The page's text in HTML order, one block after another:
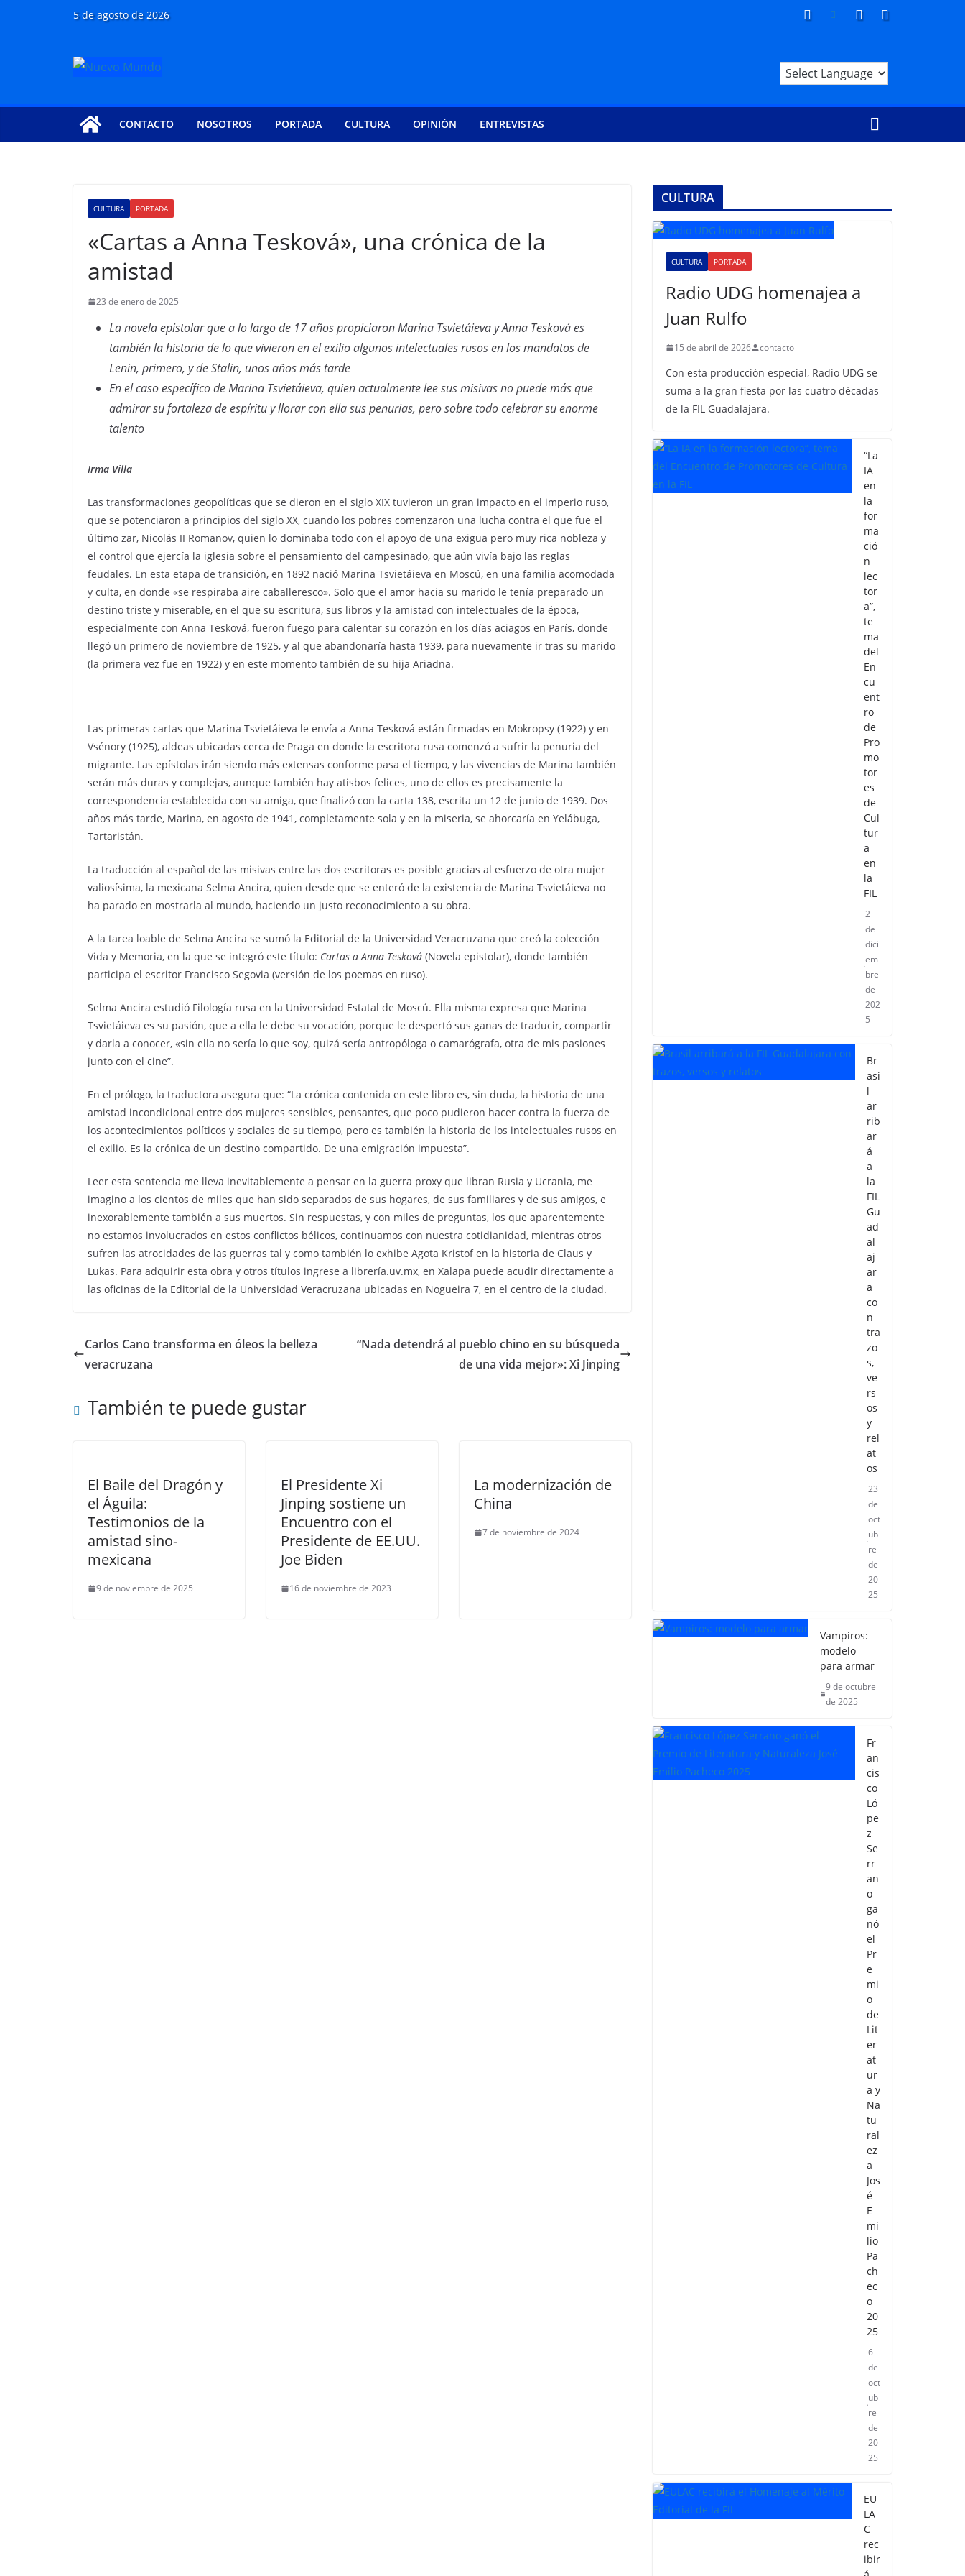
5 de agosto de 2026
CONTACTO NOSOTROS PORTADA CULTURA OPINIÓN ENTREVISTAS
CULTURA PORTADA
«Cartas a Anna Tesková», una crónica de la
amistad
23 de enero de 2025
La novela epistolar que a lo largo de 17 años propiciaron Marina Tsvietáieva y Anna Tesková es
también la historia de lo que vivieron en el exilio algunos intelectuales rusos en los mandatos de
Lenin, primero, y de Stalin, unos años más tarde
En el caso específico de Marina Tsvietáieva, quien actualmente lee sus misivas no puede más que
admirar su fortaleza de espíritu y llorar con ella sus penurias, pero sobre todo celebrar su enorme
talento
Irma Villa
Las transformaciones geopolíticas que se dieron en el siglo XIX tuvieron un gran impacto en el imperio ruso,
que se potenciaron a principios del siglo XX, cuando los pobres comenzaron una lucha contra el que fue el
último zar, Nicolás II Romanov, quien lo dominaba todo con el apoyo de una exigua pero muy rica nobleza y
el control que ejercía la iglesia sobre el pensamiento del campesinado, que aún vivía bajo las reglas
feudales. En esta etapa de transición, en 1892 nació Marina Tsvietáieva en Moscú, en una familia acomodada
y culta, en donde «se respiraba aire caballeresco». Solo que el amor hacia su marido le tenía preparado un
destino triste y miserable, en el que su escritura, sus libros y la amistad con intelectuales de la época,
especialmente con Anna Tesková, fueron fuego para calentar su corazón en los días aciagos en París, donde
llegó un primero de noviembre de 1925, y al que abandonaría hasta 1939, para nuevamente ir tras su marido
(la primera vez fue en 1922) y en este momento también de su hija Ariadna.
Las primeras cartas que Marina Tsvietáieva le envía a Anna Tesková están firmadas en Mokropsy (1922) y en
Vsénory (1925), aldeas ubicadas cerca de Praga en donde la escritora rusa comenzó a sufrir la penuria del
migrante. Las epístolas irán siendo más extensas conforme pasa el tiempo, y las vivencias de Marina también
serán más duras y complejas, aunque también hay atisbos felices, uno de ellos es precisamente la
correspondencia establecida con su amiga, que finalizó con la carta 138, escrita un 12 de junio de 1939. Dos
años más tarde, Marina, en agosto de 1941, completamente sola y en la miseria, se ahorcaría en Yelábuga,
Tartaristán.
La traducción al español de las misivas entre las dos escritoras es posible gracias al esfuerzo de otra mujer
valiosísima, la mexicana Selma Ancira, quien desde que se enteró de la existencia de Marina Tsvietáieva no
ha parado en mostrarla al mundo, haciendo un justo reconocimiento a su obra.
A la tarea loable de Selma Ancira se sumó la Editorial de la Universidad Veracruzana que creó la colección
Vida y Memoria, en la que se integró este título: Cartas a Anna Tesková (Novela epistolar), donde también
participa el escritor Francisco Segovia (versión de los poemas en ruso).
Selma Ancira estudió Filología rusa en la Universidad Estatal de Moscú. Ella misma expresa que Marina
Tsvietáieva es su pasión, que a ella le debe su vocación, porque le despertó sus ganas de traducir, compartir
y darla a conocer, «sin ella no sería lo que soy, quizá sería antropóloga o camarógrafa, otra de mis pasiones
junto con el cine”.
En el prólogo, la traductora asegura que: “La crónica contenida en este libro es, sin duda, la historia de una
amistad incondicional entre dos mujeres sensibles, pensantes, que poco pudieron hacer contra la fuerza de
los acontecimientos políticos y sociales de su tiempo, pero es también la historia de los intelectuales rusos en
el exilio. Es la crónica de un destino compartido. De una emigración impuesta”.
Leer esta sentencia me lleva inevitablemente a pensar en la guerra proxy que libran Rusia y Ucrania, me
imagino a los cientos de miles que han sido separados de sus hogares, de sus familiares y de sus amigos, e
inexorablemente también a sus muertos. Sin respuestas, y con miles de preguntas, los que aparentemente
no estamos involucrados en estos conflictos bélicos, continuamos con nuestra cotidianidad, mientras otros
sufren las atrocidades de las guerras tal y como también lo exhibe Agota Kristof en la historia de Claus y
Lukas. Para adquirir esta obra y otros títulos ingrese a librería.uv.mx, en Xalapa puede acudir directamente a
las oficinas de la Editorial de la Universidad Veracruzana ubicadas en Nogueira 7, en el centro de la ciudad.
Carlos Cano transforma en óleos la belleza
veracruzana
“Nada detendrá al pueblo chino en su búsqueda
de una vida mejor»: Xi Jinping
También te puede gustar
El Baile del Dragón y
el Águila:
Testimonios de la
amistad sino-
mexicana
9 de noviembre de 2025
El Presidente Xi
Jinping sostiene un
Encuentro con el
Presidente de EE.UU.
Joe Biden
16 de noviembre de 2023
La modernización de
China
7 de noviembre de 2024
CULTURA
CULTURA PORTADA
Radio UDG homenajea a
Juan Rulfo
15 de abril de 2026 contacto
Con esta producción especial, Radio UDG se
suma a la gran fiesta por las cuatro décadas
de la FIL Guadalajara.
“La
IA
en
la
for
ma
ció
n
lec
tor
a”,
te
ma
del
En
cu
ent
ro
de
Pro
mo
tor
es
de
Cul
tur
a
en
la
FIL
2
de
dici
em
bre
de
202
5
Br
asi
l
ar
rib
ar
á
a
la
FIL
Gu
ad
al
aj
ar
a
co
n
tra
zo
s,
ve
rs
os
y
rel
at
os
23
de
oct
ub
re
de
20
25
Vampiros:
modelo
para armar
9 de octubre
de 2025
Fr
an
cis
co
Ló
pe
z
Se
rr
an
o
ga
nó
el
Pr
e
mi
o
de
Lit
er
at
ur
a y
Na
tu
ral
ez
a
Jos
é
E
mi
lio
Pa
ch
ec
o
20
25
6
de
oct
ub
re
de
20
25
EU
LA
C
rec
ibir